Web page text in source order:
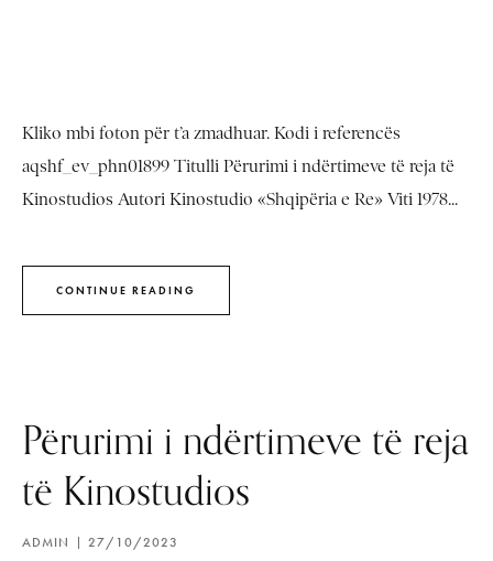
Kliko mbi foton për t’a zmadhuar. Kodi i referencës
aqshf_ev_phn01899 Titulli Përurimi i ndërtimeve të reja të
Kinostudios Autori Kinostudio «Shqipëria e Re» Viti 1978...
CONTINUE READING
Përurimi i ndërtimeve të reja
të Kinostudios
ADMIN 27/10/2023